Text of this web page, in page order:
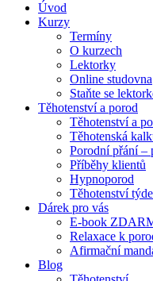
Úvod
Kurzy
Termíny
O kurzech
Lektorky
Online studovna
Staňte se
Těhotenství a porod
Těhotenství a
Těhotenská
Porodní přání –
Příběhy klientů
Hypnoporod
Těhotenství
Dárek pro vás
E-book
Relaxace k
Afirmační
Blog